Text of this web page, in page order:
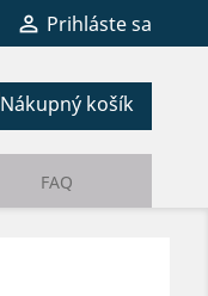
 Prihláste sa
Nákupný košík
FAQ